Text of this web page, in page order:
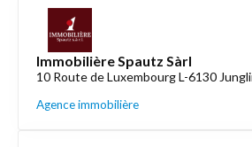
Immobilière Spautz Sàrl
10 Route de Luxembourg L-6130
Agence immobilière